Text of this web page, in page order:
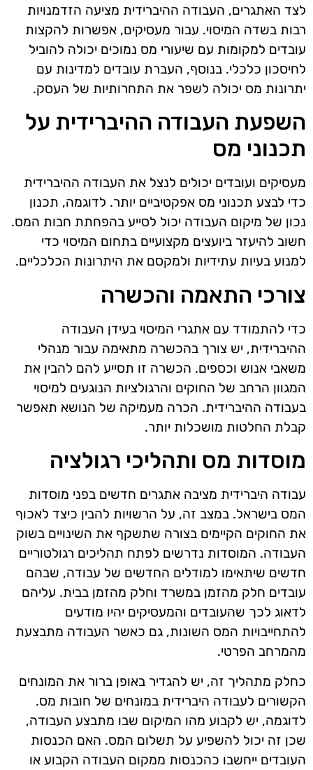
לצד האתגרים, העבודה ההיברידית מציעה הזדמנויות
רבות בשדה המיסוי. עבור מעסיקים, אפשרות להקצות
עובדים למקומות עם שיעורי מס נמוכים יכולה להוביל
לחיסכון כלכלי. בנוסף, העברת עובדים למדינות עם
יתרונות מס יכולה לשפר את התחרותיות של העסק.
השפעת העבודה ההיברידית על
תכנוני מס
מעסיקים ועובדים יכולים לנצל את העבודה ההיברידית
כדי לבצע תכנוני מס אפקטיביים יותר. לדוגמה, תכנון
נכון של מיקום העבודה יכול לסייע בהפחתת חבות המס.
חשוב להיעזר ביועצים מקצועיים בתחום המיסוי כדי
למנוע בעיות עתידיות ולמקסם את היתרונות הכלכליים.
צורכי התאמה והכשרה
כדי להתמודד עם אתגרי המיסוי בעידן העבודה
ההיברידית, יש צורך בהכשרה מתאימה עבור מנהלי
משאבי אנוש וכספים. הכשרה זו תסייע להם להבין את
המגוון הרחב של החוקים והרגולציות הנוגעים למיסוי
בעבודה ההיברידית. הכרה מעמיקה של הנושא תאפשר
קבלת החלטות מושכלות יותר.
מוסדות מס ותהליכי רגולציה
עבודה היברידית מציבה אתגרים חדשים בפני מוסדות
המס בישראל. במצב זה, על הרשויות להבין כיצד לאכוף
את החוקים הקיימים בצורה שתשקף את השינויים בשוק
העבודה. המוסדות נדרשים לפתח תהליכים רגולטוריים
חדשים שיתאימו למודלים החדשים של עבודה, שבהם
עובדים חלק מהזמן במשרד וחלק מהזמן בבית. עליהם
לדאוג לכך שהעובדים והמעסיקים יהיו מודעים
להתחייבויות המס השונות, גם כאשר העבודה מתבצעת
מהמרחב הפרטי.
כחלק מתהליך זה, יש להגדיר באופן ברור את המונחים
הקשורים לעבודה היברידית במונחים של חובות מס.
לדוגמה, יש לקבוע מהו המיקום שבו מתבצע העבודה,
שכן זה יכול להשפיע על תשלום המס. האם הכנסות
העובדים ייחשבו כהכנסות ממקום העבודה הקבוע או